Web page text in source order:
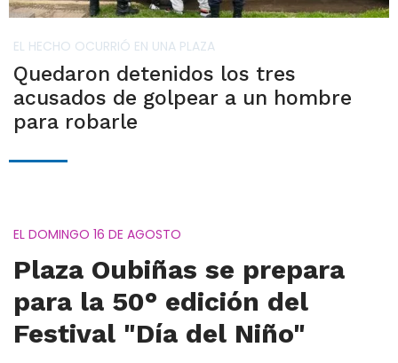
EL HECHO OCURRIÓ EN UNA PLAZA
Quedaron detenidos los tres
acusados de golpear a un hombre
para robarle
EL DOMINGO 16 DE AGOSTO
Plaza Oubiñas se prepara
para la 50° edición del
Festival "Día del Niño"